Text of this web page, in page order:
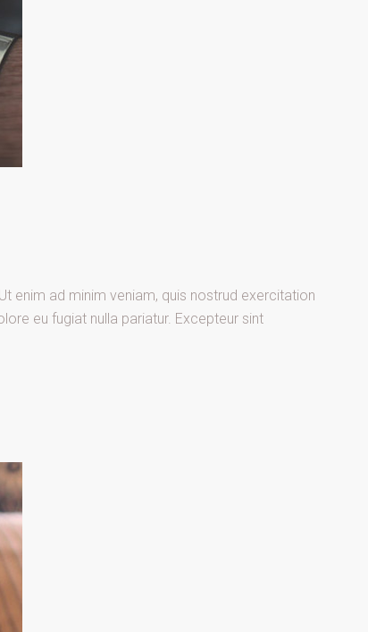
enim ad minim veniam, quis nostrud exercitation
eu fugiat nulla pariatur. Excepteur sint